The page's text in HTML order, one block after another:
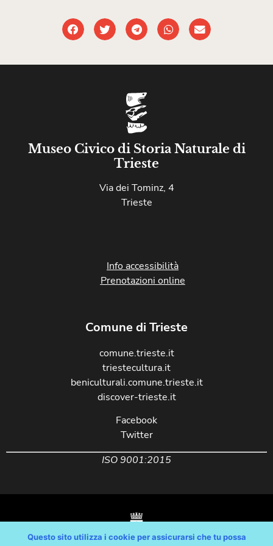
Museo Civico di Storia Naturale di
Trieste
Via dei Tominz, 4
Trieste
Info accessibilità
Prenotazioni online
Comune di Trieste
comune.trieste.it
triestecultura.it
beniculturali.comune.trieste.it
discover-trieste.it
Facebook
Twitter
ISO 9001:2015
Questo sito utilizza i cookie per assicurarsi che tu possa